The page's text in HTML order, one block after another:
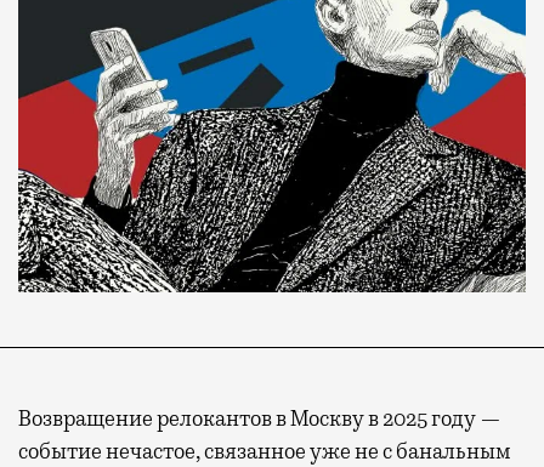
Возвращение релокантов в Москву в 2025 году —
событие нечастое, связанное уже не с банальным